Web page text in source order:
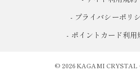
- プライバシーポリ
- ポイントカード利用
© 2026 KAGAMI CRYSTAL